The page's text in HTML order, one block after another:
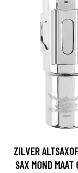
ZILVER
SAX MOND